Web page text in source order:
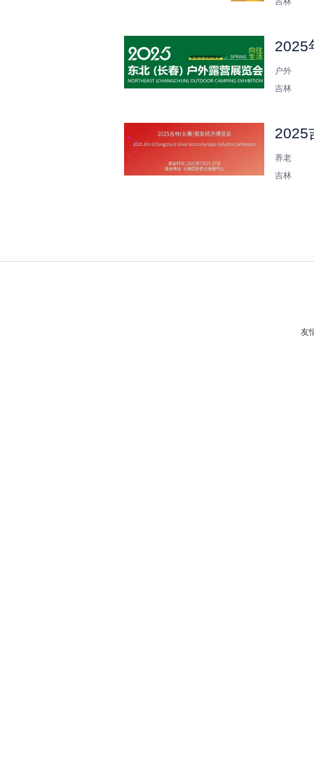
2025
户外
吉林
2025
养老
吉林
友